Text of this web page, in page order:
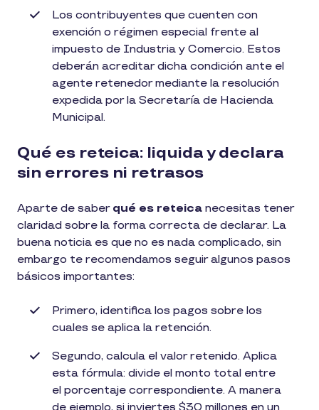
Los contribuyentes que cuenten con
exención o régimen especial frente al
impuesto de Industria y Comercio. Estos
deberán acreditar dicha condición ante el
agente retenedor mediante la resolución
expedida por la Secretaría de Hacienda
Municipal.
Qué es reteica: liquida y declara
sin errores ni retrasos
Aparte de saber qué es reteica necesitas tener
claridad sobre la forma correcta de declarar. La
buena noticia es que no es nada complicado, sin
embargo te recomendamos seguir algunos pasos
básicos importantes:
Primero, identifica los pagos sobre los
cuales se aplica la retención.
Segundo, calcula el valor retenido. Aplica
esta fórmula: divide el monto total entre
el porcentaje correspondiente. A manera